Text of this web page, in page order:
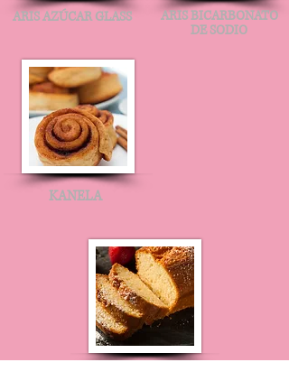
ARIS AZÚCAR GLASS
ARIS BICARBONATO
DE SODIO
KANELA